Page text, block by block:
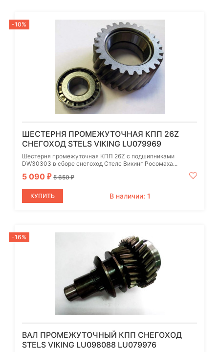
-10%
ШЕСТЕРНЯ ПРОМЕЖУТОЧНАЯ КПП 26Z
СНЕГОХОД STELS VIKING LU079969
Шестерня промежуточная КПП 26Z с подшипниками
DW30303 в сборе снегоход Стелс Викинг Росомаха...
5 090 ₽ 5 650₽
КУПИТЬ В наличии: 1
-16%
ВАЛ ПРОМЕЖУТОЧНЫЙ КПП СНЕГОХОД
STELS VIKING LU098088 LU079976